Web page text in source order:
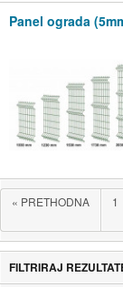
Panel ograda
« PRETHODNA 1
FILTRIRAJ